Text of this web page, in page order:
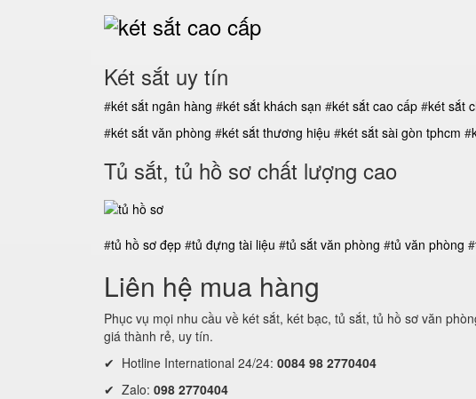
Két sắt uy tín
#két sắt ngân hàng #két sắt khách sạn #két sắt cao cấp #két sắt
#két sắt văn phòng #két sắt thương hiệu #két sắt sài gòn tphcm #
Tủ sắt, tủ hồ sơ chất lượng cao
#tủ hồ sơ đẹp #tủ đựng tài liệu #tủ sắt văn phòng #tủ văn phòng #
Liên hệ mua hàng
Phục vụ mọi nhu cầu về két sắt, két bạc, tủ sắt, tủ hồ sơ văn
giá thành rẻ, uy tín.
✔ Hotline International 24/24: 0084 98 2770404
✔ Zalo: 098 2770404